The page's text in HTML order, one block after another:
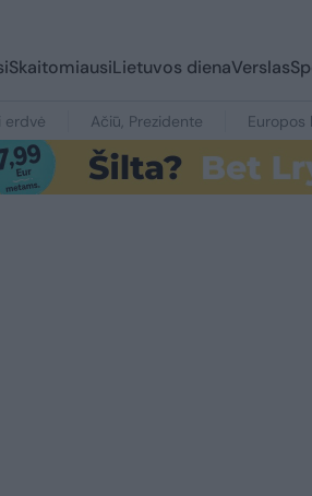
SkaitomiausiLietuvos dienaVerslas
erdvė Ačiū, Prezidente